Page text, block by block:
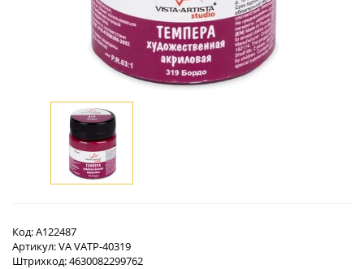
Код:А122487
Артикул:VA VATP-40319
Штрихкод:4630082299762